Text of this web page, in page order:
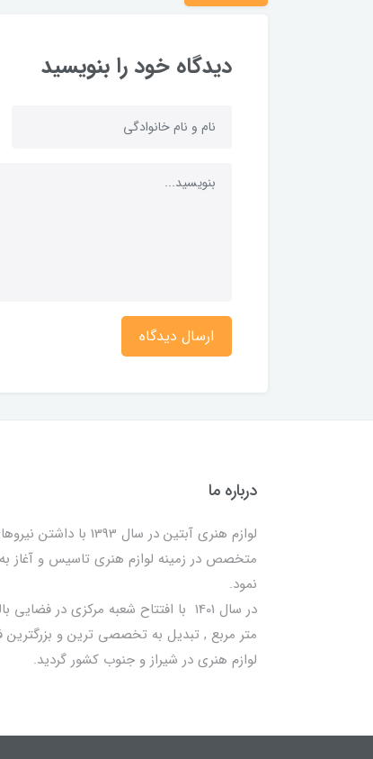
دیدگاه خود را بنویسید
ارسال دیدگاه
درباره ما
لوازم هنری آبتین در سال 1393 با داشتن
متخصص در زمینه لوازم هنری تاسیس و آغاز به
نمود.
متر مربع , تبدیل به تخصصی ترین و بزرگترین
لوازم هنری در شیراز و جنوب کشور گردید.